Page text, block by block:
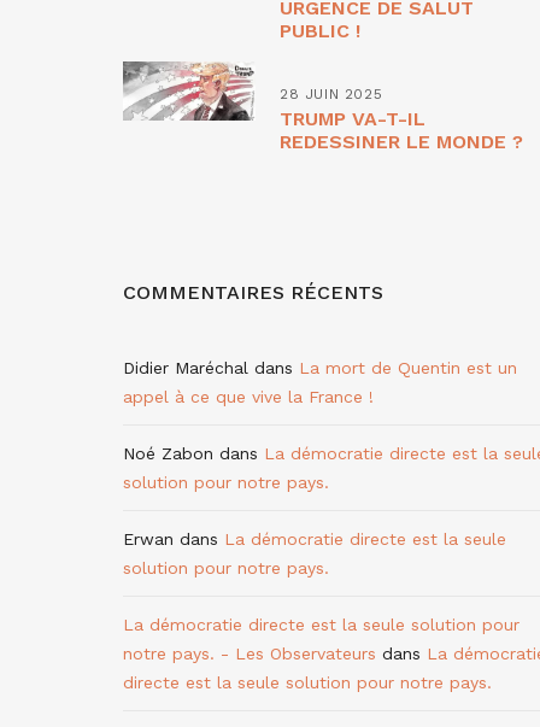
URGENCE DE SALUT
PUBLIC !
28 JUIN 2025
TRUMP VA-T-IL
REDESSINER LE MONDE ?
COMMENTAIRES RÉCENTS
Didier Maréchal dans La mort de Quentin est un
appel à ce que vive la France !
Noé Zabon dans La démocratie directe est la
solution pour notre pays.
Erwan dans La démocratie directe est la seule
solution pour notre pays.
La démocratie directe est la seule solution pour
notre pays. - Les Observateurs dans La
directe est la seule solution pour notre pays.